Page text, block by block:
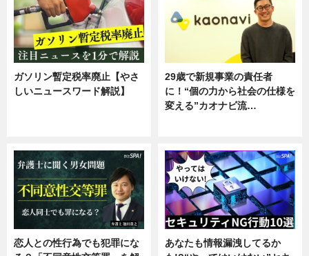
ガソリン暫定税率廃止【やさ
しいニュースワード解説】
29歳で新規事業の責任者
に！“個の力から社会の仕様を
変える”カオナビ流…
恋人との性行為でも犯罪にな
あなたも情報漏洩してるか